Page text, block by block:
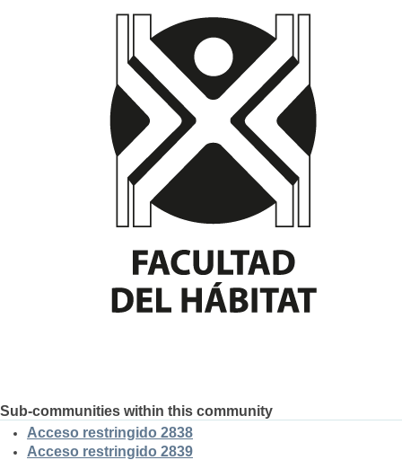
Sub-communities within this community
Acceso restringido 2838
Acceso restringido 2839